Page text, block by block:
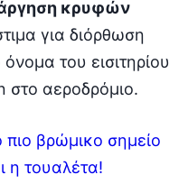
κρυφών
για διόρθωση
του εισιτηρίου
στο αεροδρόμιο.
πιο βρώμικο σημείο
η τουαλέτα!